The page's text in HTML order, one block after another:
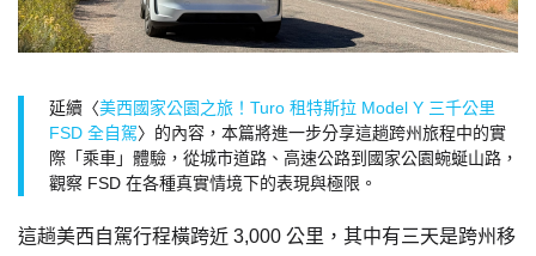
延續〈美西國家公園之旅！Turo 租特斯拉 Model Y 三千公里
FSD 全自駕〉的內容，本篇將進一步分享這趟跨州旅程中的實
際「乘車」體驗，從城市道路、高速公路到國家公園蜿蜒山路，
觀察 FSD 在各種真實情境下的表現與極限。
這趟美西自駕行程橫跨近 3,000 公里，其中有三天是跨州移